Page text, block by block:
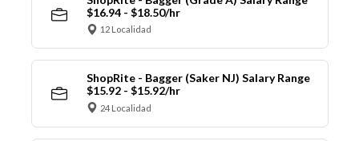
$16.94 - $18.50/hr
12 Localidad
ShopRite - Bagger (Saker NJ) Salary Range
$15.92 - $15.92/hr
24 Localidad